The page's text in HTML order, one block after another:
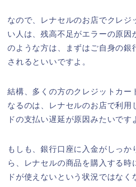
なので、レナセルのお店でクレジ
い人は、残高不足がエラーの原因
のような方は、まずはご自身の銀
されるといいですよ。
結構、多くの方のクレジットカー
なるのは、レナセルのお店で利用
ドの支払い遅延が原因みたいです
もしも、銀行口座に入金がしっか
ら、レナセルの商品を購入する時
ドが使えないという状況ではなく